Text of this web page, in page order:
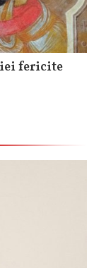
fericite